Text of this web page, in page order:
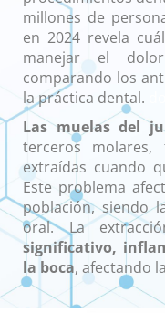
millones de
en 2024 revela
manejar el
comparando los
la práctica dental.
Las muelas del
terceros molares,
extraídas cuando
Este problema
población, siendo
oral. La
significativo,
la boca, afectando